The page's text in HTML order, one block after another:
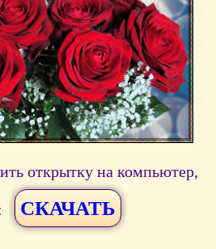
открытку на компьютер,
СКАЧАТЬ